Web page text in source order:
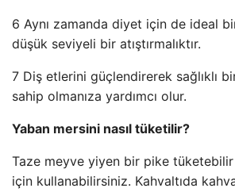
6 Aynı zamanda diyet için de ideal
düşük seviyeli bir atıştırmalıktır.
7 Diş etlerini güçlendirerek sağlıklı
sahip olmanıza yardımcı olur.
Yaban mersini nasıl tüketilir?
Taze meyve yiyen bir pike tüketebilir
için kullanabilirsiniz. Kahvaltıda